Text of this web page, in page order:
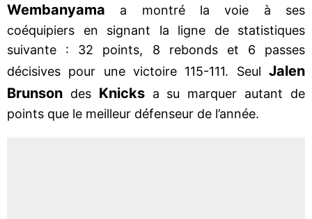
Wembanyama
a montré la voie à ses
coéquipiers en signant la ligne de statistiques
suivante : 32 points, 8 rebonds et 6 passes
décisives pour une victoire 115-111. Seul Jalen
Brunson des Knicks a su marquer autant de
points que le meilleur défenseur de l’année.